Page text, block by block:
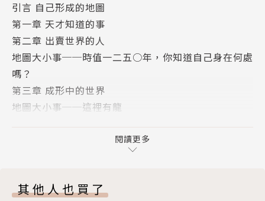
世紀晚期的三角測量、十八世紀的經度確立、二十世紀
的飛航與空中觀測。到了今日，拜全球定位系統、衛星
導航之賜，我們開始Me-Mapping，從自己的位置規劃
路線。走到哪裡，「你」就是地圖，就是世界旋轉的樞
紐。地圖確實描述每個時代對世界的看法，掌握你我之
所以為人的線索，並反映出發現與好奇、衝突與毀滅，
也標記出權力的更迭。
地圖即故事，地圖即生命。地圖的力量能迷惑、能振
如何表達、又如何巧妙在時間長流中重塑了歷史。地圖
引言 自己形成的地圖
第一章 天才知道的事
第二章 出賣世界的人
地圖大小事──時值一二五○年，你知道自己身在何處
嗎？
第三章 成形中的世界
地圖大小事──這裡有龍
第七章 麥卡托地圖好在哪裡？
閱讀更多
其他人也買了